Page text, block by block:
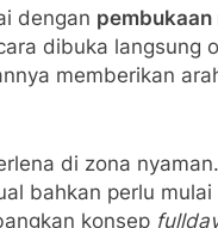
dengan pembukaan
dibuka langsung
memberikan
di zona
bahkan perlu
konsep